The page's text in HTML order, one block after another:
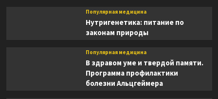
Популярная медицина
Нутригенетика: питание по
законам природы
Популярная медицина
В здравом уме и твердой памяти.
Программа профилактики
болезни Альцгеймера